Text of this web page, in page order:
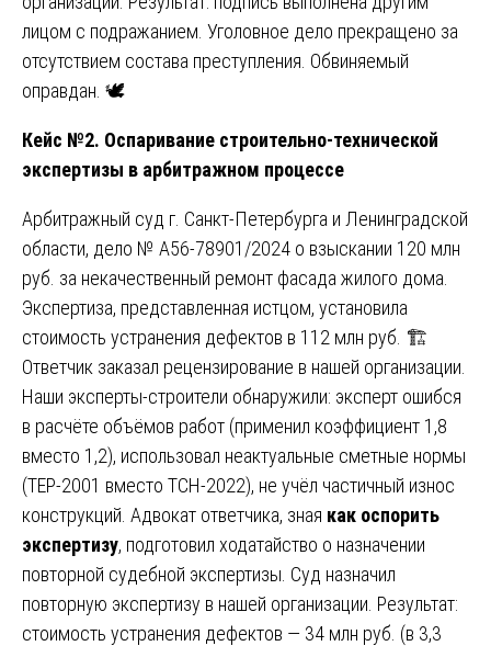
лицом с подражанием. Уголовное дело прекращено за
отсутствием состава преступления. Обвиняемый
оправдан. 🕊️
Кейс №2. Оспаривание строительно-технической
экспертизы в арбитражном процессе
Арбитражный суд г. Санкт-Петербурга и Ленинградской
области, дело № А56-78901/2024 о взыскании 120 млн
руб. за некачественный ремонт фасада жилого дома.
Экспертиза, представленная истцом, установила
стоимость устранения дефектов в 112 млн руб. 🏗️
Ответчик заказал рецензирование в нашей организации.
Наши эксперты-строители обнаружили: эксперт ошибся
в расчёте объёмов работ (применил коэффициент 1,8
вместо 1,2), использовал неактуальные сметные нормы
(ТЕР-2001 вместо ТСН-2022), не учёл частичный износ
конструкций. Адвокат ответчика, зная как оспорить
экспертизу, подготовил ходатайство о назначении
повторной судебной экспертизы. Суд назначил
повторную экспертизу в нашей организации. Результат:
стоимость устранения дефектов — 34 млн руб. (в 3,3